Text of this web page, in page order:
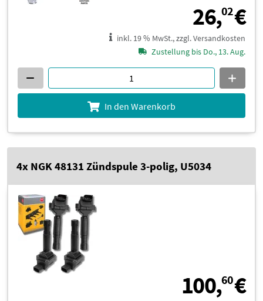
26,02€
inkl. 19 % MwSt., zzgl. Versandkosten
Zustellung bis Do., 13. Aug.
In den Warenkorb
4x NGK 48131 Zündspule 3-polig, U5034
100,60€